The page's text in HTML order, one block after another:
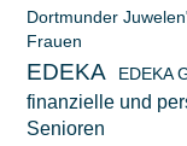
Dortmunder
Frauen
EDEKA EDEKA
finanzielle und
Senioren